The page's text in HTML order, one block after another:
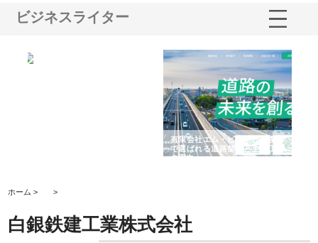
ビジネスライター
有限会社エム・ビルドが南多摩
で選ばれる道路舗装と土木工事
の実力
ホーム > >
白銀鉄建工業株式会社